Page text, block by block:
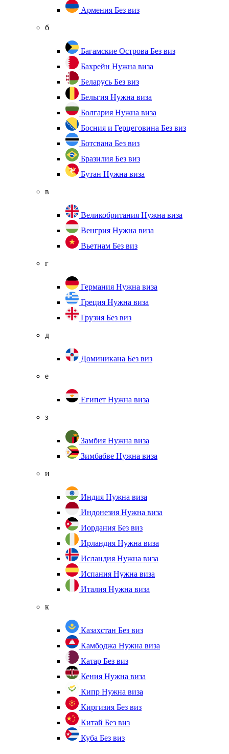
Армения Без виз
б
Багамские Острова Без виз
Бахрейн Нужна виза
Беларусь Без виз
Бельгия Нужна виза
Болгария Нужна виза
Босния и Герцеговина Без виз
Ботсвана Без виз
Бразилия Без виз
Бутан Нужна виза
в
Великобритания Нужна виза
Венгрия Нужна виза
Вьетнам Без виз
г
Германия Нужна виза
Греция Нужна виза
Грузия Без виз
д
Доминикана Без виз
е
Египет Нужна виза
з
Замбия Нужна виза
Зимбабве Нужна виза
и
Индия Нужна виза
Индонезия Нужна виза
Иордания Без виз
Ирландия Нужна виза
Исландия Нужна виза
Испания Нужна виза
Италия Нужна виза
к
Казахстан Без виз
Камбоджа Нужна виза
Катар Без виз
Кения Нужна виза
Кипр Нужна виза
Киргизия Без виз
Китай Без виз
Куба Без виз